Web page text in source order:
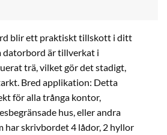
blir ett praktiskt tillskott i ditt
är tillverkat i
trä, vilket gör det stadigt,
Bred applikation: Detta
för alla trånga kontor,
hus, eller andra
har skrivbordet 4 lådor, 2 hyllor